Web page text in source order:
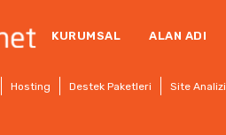
KURUMSAL ALAN ADI
Hosting Destek Paketleri Site Analizi